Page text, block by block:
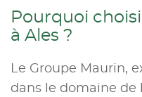
Pourquoi
à Ales ?
Le Groupe Maurin,
dans le domaine de